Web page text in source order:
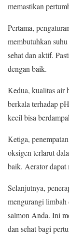
memastikan
Pertama,
membutuhkan
sehat dan aktif.
dengan baik.
Kedua, kualitas air
berkala terhadap
kecil bisa
Ketiga,
oksigen terlarut
baik. Aerator dapat
Selanjutnya,
mengurangi
salmon Anda. Ini
dan sehat bagi